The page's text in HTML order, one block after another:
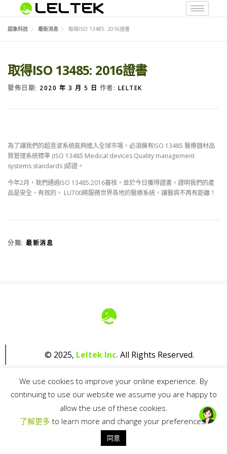
超象科技 最新消息 取得ISO 13485: 2016證書
取得ISO 13485: 2016證書
發佈日期: 2020 年 3 月 5 日 作者: LELTEK
為了讓我們的超音波系統能夠進入全球市場，必須擁有ISO 13485 醫療器材品
質管理系統標準 (ISO 13485 Medical devices Quality management
systems standards )認證。
今年2月，我們通過ISO 13485:2016審核，並於今日獲得證書，證明我們的產
品是安全、有效的， LU700將服務世界各地的醫療系統，讓醫病不再有距離！
分類: 最新消息
© 2025, Leltek Inc.All Rights Reserved.
Privacy Policy
We use cookies to improve your online experience. By
continuing to use our website we assume you are happy to
allow the use of these cookies.
了解更多 to learn more and change your preferences.
同意